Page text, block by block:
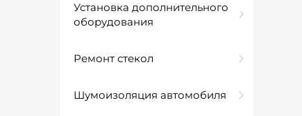
Установка дополнительного
оборудования
Ремонт стекол
Шумоизоляция автомобиля